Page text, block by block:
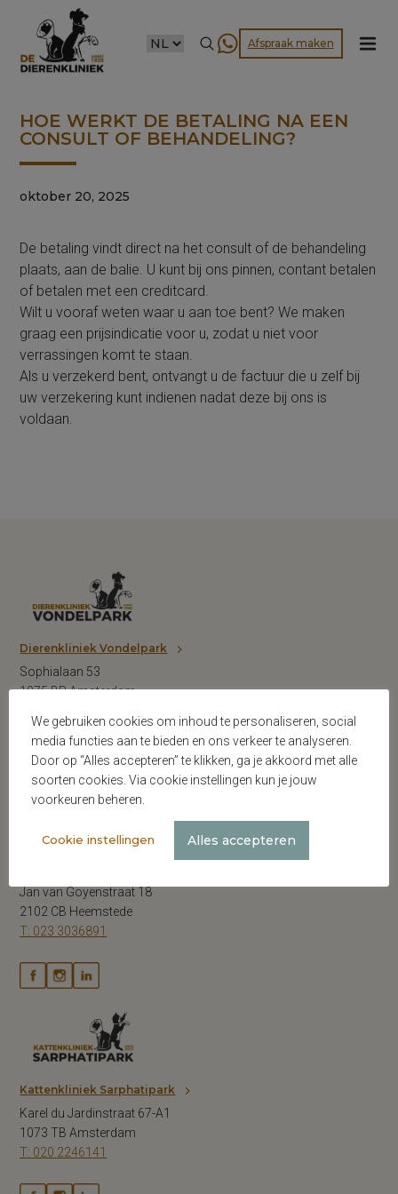
CHOOSE
Afspraak maken
HOE WERKT DE BETALING NA EEN
CONSULT OF BEHANDELING?
oktober 20, 2025
De betaling vindt direct na het consult of de behandeling
plaats, aan de balie. U kunt bij ons pinnen, contant betalen
of betalen met een creditcard.
Wilt u vooraf weten waar u aan toe bent? We maken
graag een prijsindicatie voor u, zodat u niet voor
verrassingen komt te staan.
Als u verzekerd bent, ontvangt u de factuur die u zelf bij
uw verzekering kunt indienen nadat deze bij ons is
voldaan.
Dierenkliniek Vondelpark
Sophialaan 53
1075 BP Amsterdam
Jan van Goyenstraat 18
2102 CB Heemstede
T: 023 3036891
Kattenkliniek Sarphatipark
Karel du Jardinstraat 67-A1
1073 TB Amsterdam
T: 020 2246141
We gebruiken cookies om inhoud te personaliseren, social
media functies aan te bieden en ons verkeer te analyseren.
Door op “Alles accepteren” te klikken, ga je akkoord met alle
soorten cookies. Via cookie instellingen kun je jouw
voorkeuren beheren.
Cookie instellingen Alles accepteren